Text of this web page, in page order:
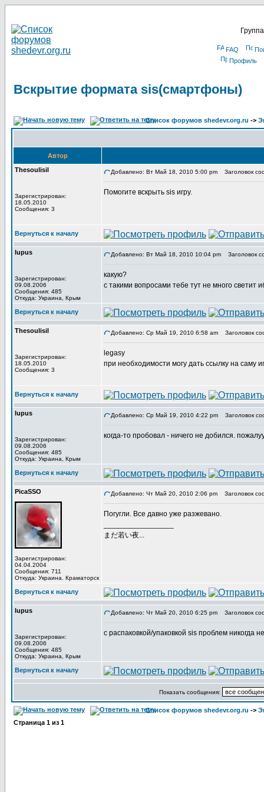
FAQ
Профиль
Вскрытие формата sis(смартфоны)
Список форумов shedevr.org.ru ->
Автор
Thesoulisil
Зарегистрирован:
18.05.2010
Сообщения: 3
Добавлено: Вт Май 18, 2010 5:00 pm Заголовок
Помогите вскрыть sis игру.
Вернуться к началу
lupus
Зарегистрирован:
09.08.2006
Сообщения: 485
Откуда: Украина, Крым
Добавлено: Вт Май 18, 2010 10:04 pm Заголовок
какую?
с такими вопросами тебе тут не много светит
Вернуться к началу
Thesoulisil
Зарегистрирован:
18.05.2010
Сообщения: 3
Добавлено: Ср Май 19, 2010 6:58 am Заголовок
legasy
при необходимости могу дать ссылку на саму
Вернуться к началу
lupus
Зарегистрирован:
09.08.2006
Сообщения: 485
Откуда: Украина, Крым
Добавлено: Ср Май 19, 2010 4:22 pm Заголовок
когда-то пробовал - ничего не добился.
Вернуться к началу
PicaSSO
Зарегистрирован:
04.04.2004
Сообщения: 711
Откуда: Украина. Краматорск
Добавлено: Чт Май 20, 2010 2:06 pm Заголовок
Погугли. Все давно уже разжевано.
まだ若い夜...
Вернуться к началу
lupus
Зарегистрирован:
09.08.2006
Сообщения: 485
Откуда: Украина, Крым
Добавлено: Чт Май 20, 2010 6:25 pm Заголовок
с распаковкой/упаковкой sis проблем никогда
Вернуться к началу
Показать сообщения:
Список форумов shedevr.org.ru ->
Страница 1 из 1